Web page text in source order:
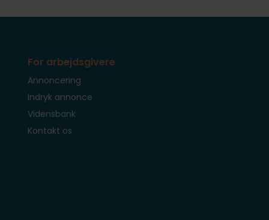
For arbejdsgivere
Annoncering
Indryk annonce
Vidensbank
Kontakt os